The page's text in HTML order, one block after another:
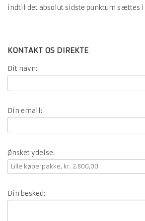
indtil det absolut sidste punktum sættes i
KONTAKT OS DIREKTE
Dit navn:
Din email:
Ønsket ydelse:
Din besked: